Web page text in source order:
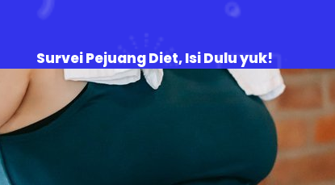
Survei Pejuang Diet, Isi Dulu yuk!